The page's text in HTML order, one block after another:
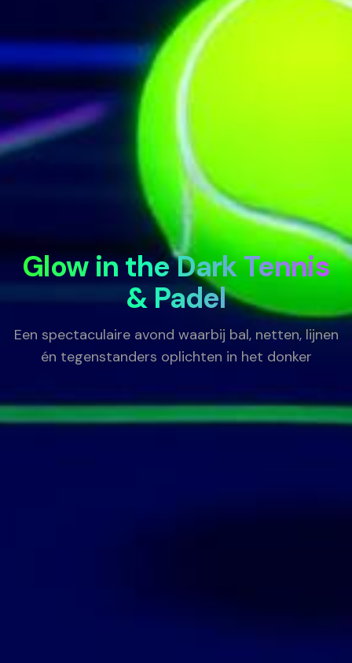
Glow in the Dark Tennis
& Padel
Een spectaculaire avond waarbij bal, netten, lijnen
én tegenstanders oplichten in het donker